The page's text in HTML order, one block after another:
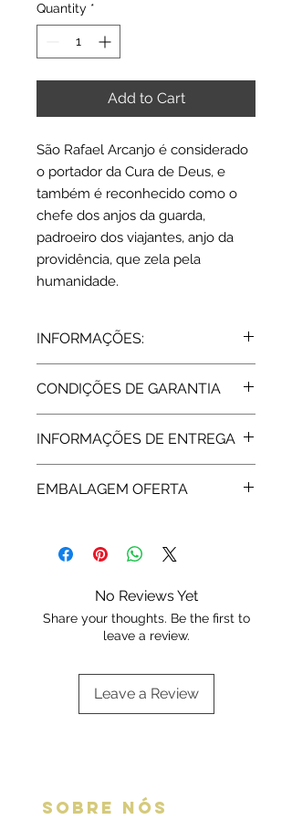
Quantity *
Add to Cart
São Rafael Arcanjo é considerado
o portador da Cura de Deus, e
também é reconhecido como o
chefe dos anjos da guarda,
padroeiro dos viajantes, anjo da
providência, que zela pela
humanidade.
INFORMAÇÕES:
Diâmetro: 2.2 cm
Peso médio: 4.3 grs.
CONDIÇÕES DE GARANTIA
do Ouro estão abrangidos pela
Garantia de Fabricante, de 2 Anos,
assegurada pelas respetivas
INFORMAÇÕES DE ENTREGA
EMBALAGEM OFERTA
em bolsa/caixa standard ou da
marca.
embalagem aqui:Embalagens
oferta
No Reviews Yet
Share your thoughts. Be the first to
leave a review.
Leave a Review
SOBRE NÓS